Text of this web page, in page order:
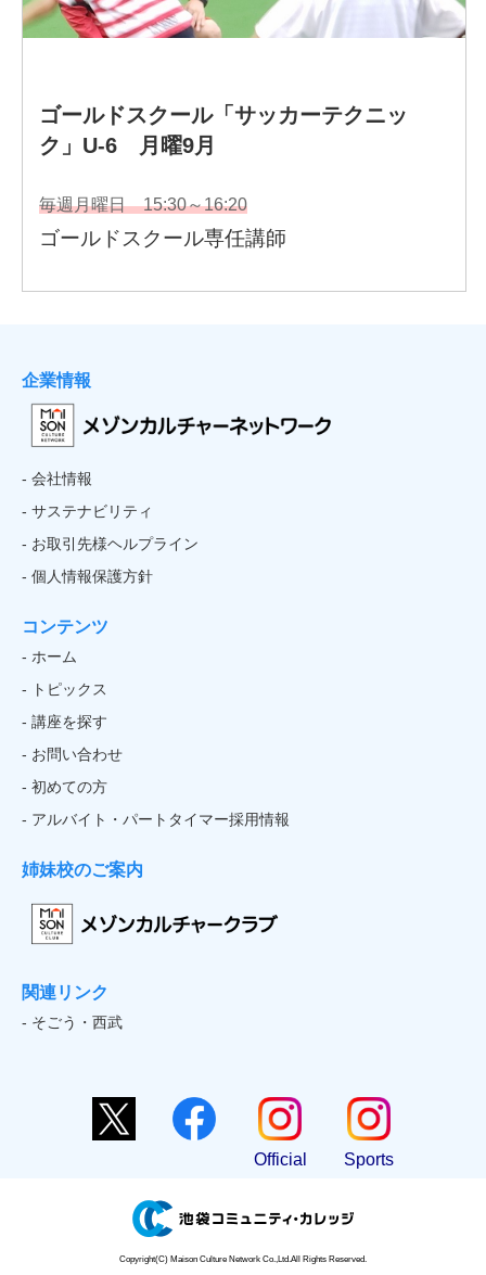
企業情報
- 会社情報
- サステナビリティ
- お取引先様ヘルプライン
- 個人情報保護方針
コンテンツ
- ホーム
- トピックス
- 講座を探す
- お問い合わせ
- 初めての方
- アルバイト・パートタイマー採用情報
姉妹校のご案内
関連リンク
- そごう・西武
Official Sports
Copyright(C) Maison Culture Network Co.,Ltd.All Rights Reserved.